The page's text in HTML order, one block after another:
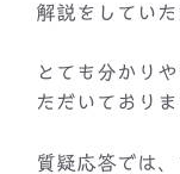
解説をしていた
とても分かり
ただいておりま
質疑応答では